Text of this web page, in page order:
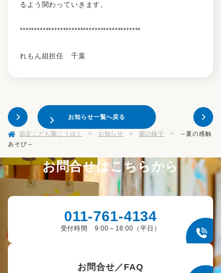
るよう関わっていきます。
******************************************
れもん組担任 千葉
お知らせ一覧へ戻る
認定こども園こうほく > お知らせ > 園の様子 >
～夏の感触
あそび～
お問合せはこちらから
011-761-4134
受付時間 9:00～18:00（平日）
お問合せ／FAQ